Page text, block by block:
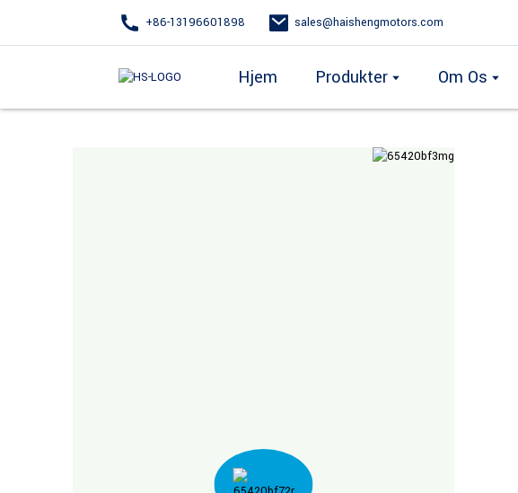
+86-13196601898 sales@haishengmotors.com
Hjem Produkter Om Os